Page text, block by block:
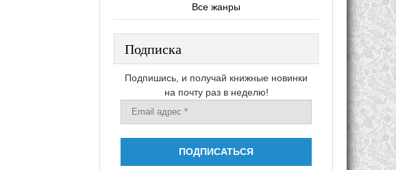
Все жанры
Подписка
Подпишись, и получай книжные новинки
на почту раз в неделю!